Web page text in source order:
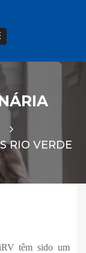
RIO VERDE
têm sido um